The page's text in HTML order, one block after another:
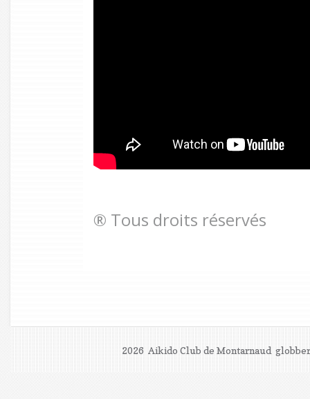
® Tous droits réservés
2026 Aikido Club de Montarnaud